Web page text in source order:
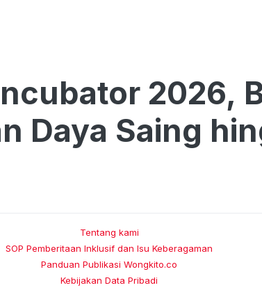
2026,
Daya Saing
Tentang kami
SOP Pemberitaan Inklusif dan Isu Keberagaman
Panduan Publikasi Wongkito.co
Kebijakan Data Pribadi